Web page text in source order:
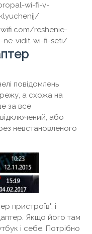
wi-fi-v-
reshenie-
ne-vidit-wi-fi-seti/
повідомлень
а схожа на
за все
або
невстановленого
пристроїв", і
Якщо його там
і себе. Потрібно